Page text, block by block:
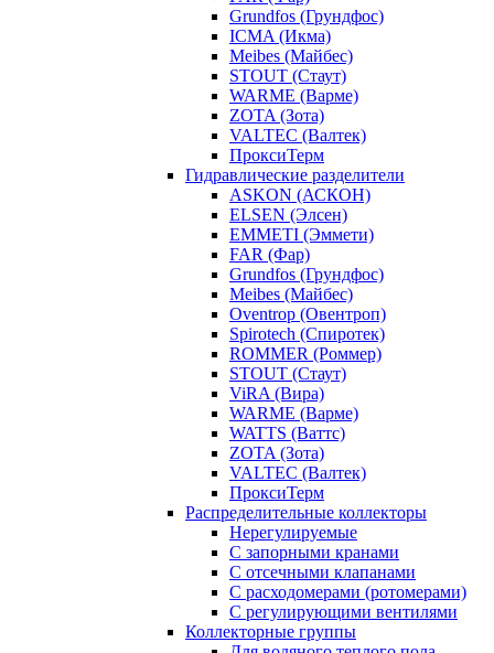
Grundfos (Грундфос)
ICMA (Икма)
Meibes (Майбес)
STOUT (Стаут)
WARME (Варме)
ZOTA (Зота)
VALTEC (Валтек)
ПроксиТерм
Гидравлические разделители
ASKON (АСКОН)
ELSEN (Элсен)
EMMETI (Эммети)
FAR (Фар)
Grundfos (Грундфос)
Meibes (Майбес)
Oventrop (Овентроп)
Spirotech (Спиротек)
ROMMER (Роммер)
STOUT (Стаут)
ViRA (Вира)
WARME (Варме)
WATTS (Ваттс)
ZOTA (Зота)
VALTEC (Валтек)
ПроксиТерм
Распределительные коллекторы
Нерегулируемые
С запорными кранами
С отсечными клапанами
С расходомерами (ротомерами)
С регулирующими вентилями
Коллекторные группы